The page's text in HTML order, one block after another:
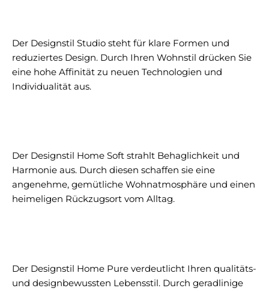
Der Designstil Studio steht für klare Formen und
reduziertes Design. Durch Ihren Wohnstil drücken Sie
eine hohe Affinität zu neuen Technologien und
Individualität aus.
Der Designstil Home Soft strahlt Behaglichkeit und
Harmonie aus. Durch diesen schaffen sie eine
angenehme, gemütliche Wohnatmosphäre und einen
heimeligen Rückzugsort vom Alltag.
Der Designstil Home Pure verdeutlicht Ihren qualitäts-
und designbewussten Lebensstil. Durch geradlinige